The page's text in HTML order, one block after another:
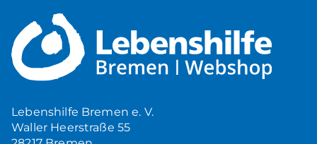
Lebenshilfe Bremen e. V.
Waller Heerstraße 55